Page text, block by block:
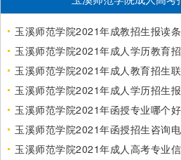
玉溪师范学院2021年成教招生报读
玉溪师范学院2021年成人学历教育
玉溪师范学院2021年成人教育招生
玉溪师范学院2021年成人学历招生
玉溪师范学院2021年函授专业哪个好
玉溪师范学院2021年函授招生咨询
玉溪师范学院2021年成人高考专业